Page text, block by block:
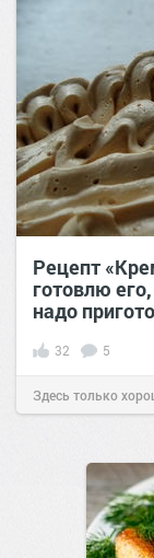
Рецепт
готовлю
надо
32 5
Здесь только